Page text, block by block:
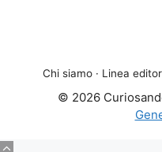
Chi siamo · Linea
© 2026